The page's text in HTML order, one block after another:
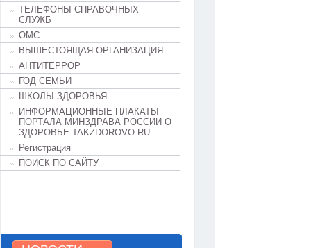
ТЕЛЕФОНЫ СПРАВОЧНЫХ
СЛУЖБ
ОМС
ВЫШЕСТОЯЩАЯ ОРГАНИЗАЦИЯ
АНТИТЕРРОР
ГОД СЕМЬИ
ШКОЛЫ ЗДОРОВЬЯ
ИНФОРМАЦИОННЫЕ ПЛАКАТЫ
ПОРТАЛА МИНЗДРАВА РОССИИ О
ЗДОРОВЬЕ TAKZDOROVO.RU
Регистрация
ПОИСК ПО САЙТУ